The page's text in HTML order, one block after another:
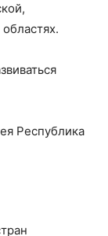
Республика